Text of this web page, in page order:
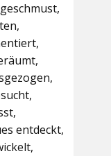
entdeckt,